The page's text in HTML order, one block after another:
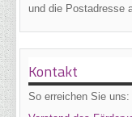
und die Postadresse
Kontakt
So erreichen Sie uns: